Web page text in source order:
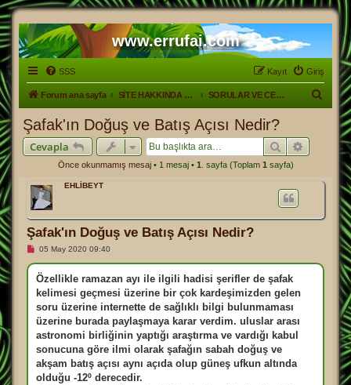
www.errufai.com
SSS Giriş
Kayıt
Forum ana sayfa SİTE HAKKINDA GENEL. SORULAR VE CEVAPLAR
Şafak'ın Doğuş ve Batış Açısı Nedir?
Cevapla Ara
Önce okunmamış mesaj• 1 mesaj • 1 . sayfa (Toplam 1 sayfa)
EHLİBEYT
Şafak'ın Doğuş ve Batış Açısı Nedir?
O
u
n
a
m
ş
m
s
a
05 May 2020 09:40
Özellikle ramazan ayı ile ilgili hadisi şerifler de şafak
kelimesi geçmesi üzerine bir çok kardeşimizden gelen
soru üzerine internette de sağlıklı bilgi bulunmaması
üzerine burada paylaşmaya karar verdim. uluslar arası
astronomi birliğinin yaptığı araştırma ve vardığı kabul
sonucuna göre ilmi olarak şafağın sabah doğuş ve
akşam batış açısı aynı açıda olup güneş ufkun altında
olduğu -12º derecedir.